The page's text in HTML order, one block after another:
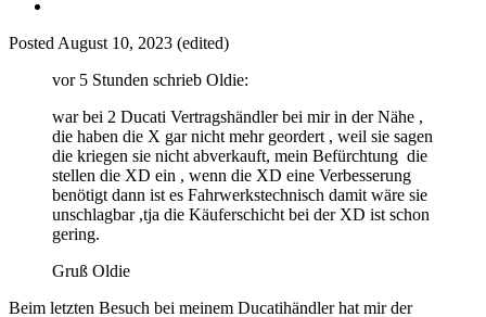
Posted August 10, 2023 (edited)
vor 5 Stunden schrieb Oldie:
war bei 2 Ducati Vertragshändler bei mir in der Nähe ,
die haben die X gar nicht mehr geordert , weil sie sagen
die kriegen sie nicht abverkauft, mein Befürchtung die
stellen die XD ein , wenn die XD eine Verbesserung
benötigt dann ist es Fahrwerkstechnisch damit wäre sie
unschlagbar ,tja die Käuferschicht bei der XD ist schon
gering.
Gruß Oldie
Beim letzten Besuch bei meinem Ducatihändler hat mir der